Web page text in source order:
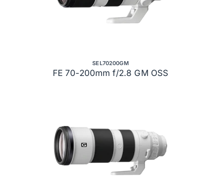
SEL70200GM
FE 70-200mm f/2.8 GM OSS